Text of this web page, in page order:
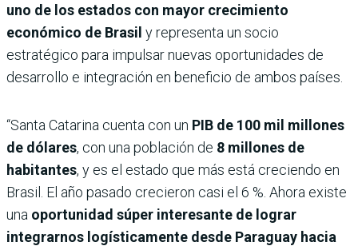
uno de los estados con mayor crecimiento
económico de Brasil y representa un socio
estratégico para impulsar nuevas oportunidades de
desarrollo e integración en beneficio de ambos países.
“Santa Catarina cuenta con un PIB de 100 mil millones
de dólares, con una población de 8 millones de
habitantes, y es el estado que más está creciendo en
Brasil. El año pasado crecieron casi el 6 %. Ahora existe
una oportunidad súper interesante de lograr
integrarnos logísticamente desde Paraguay hacia